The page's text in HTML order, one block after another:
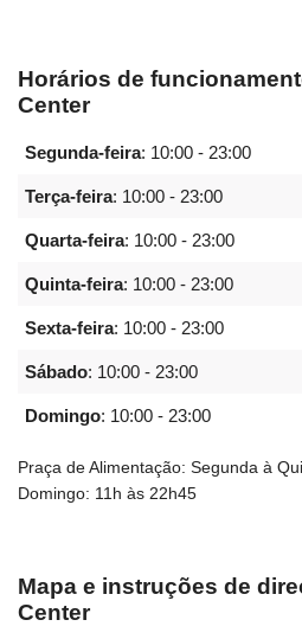
Horários de
Center
Segunda-feira: 10:00 - 23:00
Terça-feira: 10:00 - 23:00
Quarta-feira: 10:00 - 23:00
Quinta-feira: 10:00 - 23:00
Sexta-feira: 10:00 - 23:00
Sábado: 10:00 - 23:00
Domingo: 10:00 - 23:00
Praça de Alimentação: Segunda à
Domingo: 11h às 22h45
Mapa e instruções de
Center